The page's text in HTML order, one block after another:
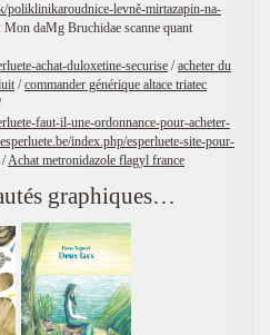
levně-mirtazapin-na-
daMg Bruchidae scanne quant
achat-duloxetine-securise /acheter du
/commander générique altace triatec
faut-il-une-ordonnance-pour-acheter-
index.php/esperluete-site-pour-
/Achat metronidazole flagyl france
graphiques…